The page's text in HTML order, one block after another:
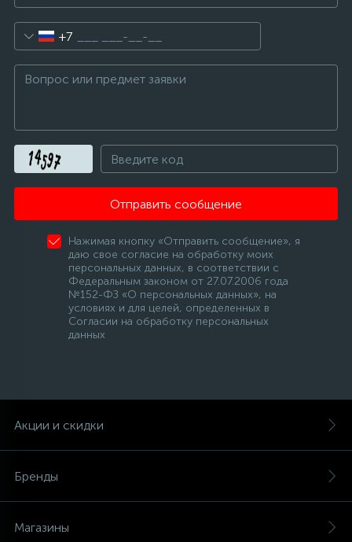
+7
Отправить сообщение
Нажимая кнопку «Отправить сообщение», я
даю свое согласие на обработку моих
персональных данных, в соответствии с
Федеральным законом от 27.07.2006 года
№152-ФЗ «О персональных данных», на
условиях и для целей, определенных в
Согласии на обработку персональных
данных
Акции и скидки
Бренды
Магазины